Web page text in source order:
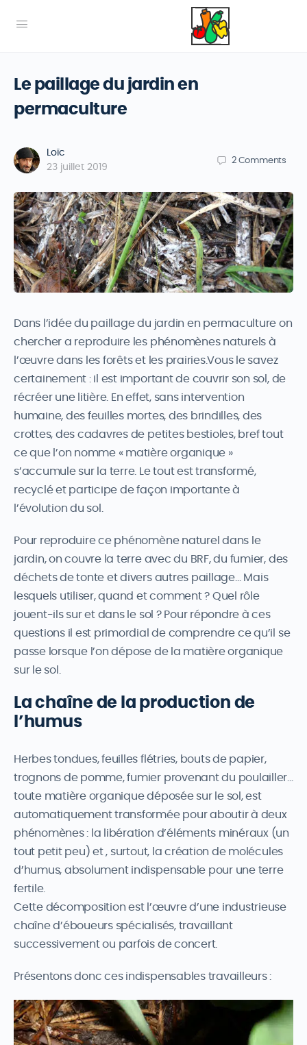
Le paillage du jardin en
permaculture
Loïc
23 juillet 2019
2 Comments
Dans l’idée du paillage du jardin en permaculture on
chercher a reproduire les phénomènes naturels à
l’œuvre dans les forêts et les prairies.Vous le savez
certainement : il est important de couvrir son sol, de
récréer une litière. En effet, sans intervention
humaine, des feuilles mortes, des brindilles, des
crottes, des cadavres de petites bestioles, bref tout
ce que l’on nomme « matière organique »
s’accumule sur la terre. Le tout est transformé,
recyclé et participe de façon importante à
l’évolution du sol.
Pour reproduire ce phénomène naturel dans le
jardin, on couvre la terre avec du BRF, du fumier, des
déchets de tonte et divers autres paillage… Mais
lesquels utiliser, quand et comment ? Quel rôle
jouent-ils sur et dans le sol ? Pour répondre à ces
questions il est primordial de comprendre ce qu’il se
passe lorsque l’on dépose de la matière organique
sur le sol.
La chaîne de la production de
l’humus
Herbes tondues, feuilles flétries, bouts de papier,
trognons de pomme, fumier provenant du poulailler…
toute matière organique déposée sur le sol, est
automatiquement transformée pour aboutir à deux
phénomènes : la libération d’éléments minéraux (un
tout petit peu) et , surtout, la création de molécules
d’humus, absolument indispensable pour une terre
fertile.
Cette décomposition est l’œuvre d’une industrieuse
chaîne d’éboueurs spécialisés, travaillant
successivement ou parfois de concert.
Présentons donc ces indispensables travailleurs :